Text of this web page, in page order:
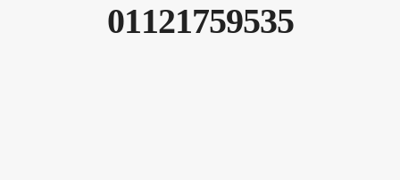
01121759535